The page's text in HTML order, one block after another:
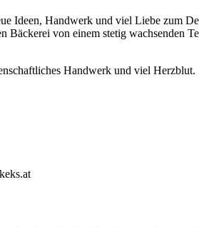
Ideen, Handwerk und viel Liebe zum
von einem stetig wachsenden
Handwerk und viel Herzblut.